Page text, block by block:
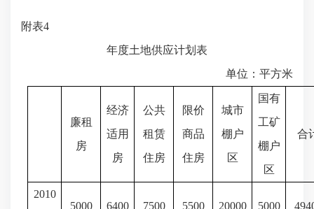
附表4
年度土地供应计划表
单位：平方米
廉租
房
经济
适用
房
公共
租赁
住房
限价
商品
住房
城市
棚户
区
国有
工矿
棚户
区
合
2010
5000 6400 7500 5500 20000 5000